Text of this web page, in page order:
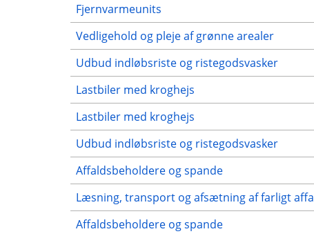
Fjernvarmeunits
Vedligehold og pleje af grønne arealer
Udbud indløbsriste og ristegodsvasker
Lastbiler med kroghejs
Lastbiler med kroghejs
Udbud indløbsriste og ristegodsvasker
Affaldsbeholdere og spande
Læsning, transport og afsætning af farligt
Affaldsbeholdere og spande